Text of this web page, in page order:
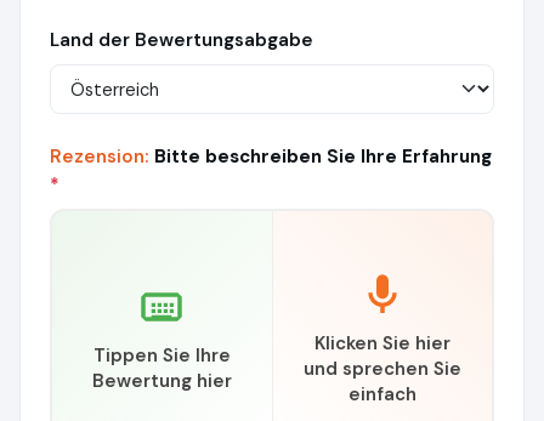
Land der Bewertungsabgabe
Rezension: Bitte beschreiben Sie Ihre Erfahrung
*
Tippen Sie Ihre
Bewertung hier
Klicken Sie hier
und sprechen Sie
einfach